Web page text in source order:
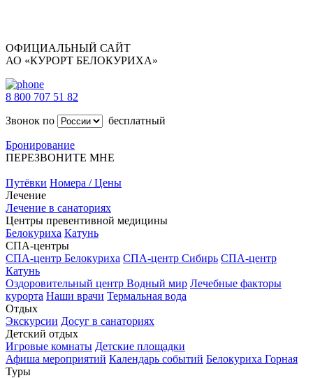
ОФИЦИАЛЬНЫЙ САЙТ
АО «КУРОРТ БЕЛОКУРИХА»
8 800 707 51 82
Звонок по
бесплатный
Бронирование
ПЕРЕЗВОНИТЕ МНЕ
Путёвки Номера / Цены
Лечение
Лечение в санаториях
Центры превентивной медицины
Белокуриха Катунь
СПА-центры
СПА-центр Белокуриха СПА-центр Сибирь СПА-центр
Катунь
Оздоровительный центр Водный мир Лечебные факторы
курорта Наши врачи Термальная вода
Отдых
Экскурсии Досуг в санаториях
Детский отдых
Игровые комнаты Детские площадки
Афиша мероприятий Календарь событий Белокуриха Горная
Туры